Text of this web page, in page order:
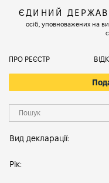
ЄДИНИЙ
осіб, уповноважених на
ПРО РЕЄСТР
Вид декларації:
Рік: